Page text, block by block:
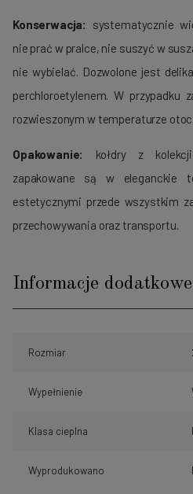
Konserwacja:
systematycznie
nie prać w pralce, nie suszyć w
nie wybielać. Dozwolone jest
perchloroetylenem. W przypadku
rozwieszonym w temperaturze
Opakowanie:
kołdry z
zapakowane są w eleganckie
estetycznymi przede wszystkim
przechowywania oraz transportu.
Informacje dodatkowe
Rozmiar
Wypełnienie
Klasa cieplna
Wyprodukowano